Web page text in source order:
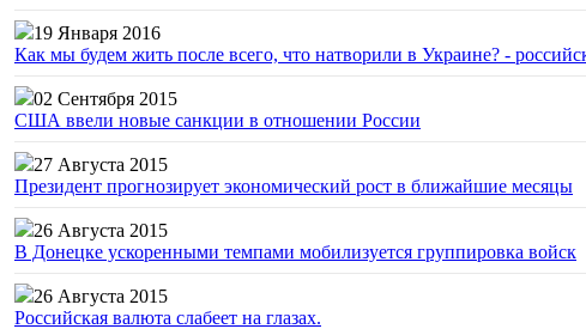
19 Января 2016
Как мы будем жить после всего, что натворили в Украине? -
02 Сентября 2015
США ввели новые санкции в отношении России
27 Августа 2015
Президент прогнозирует экономический рост в ближайшие месяцы
26 Августа 2015
В Донецке ускоренными темпами мобилизуется группировка войск
26 Августа 2015
Российская валюта слабеет на глазах.